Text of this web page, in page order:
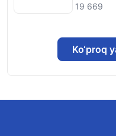
19 669
Ko‘proq